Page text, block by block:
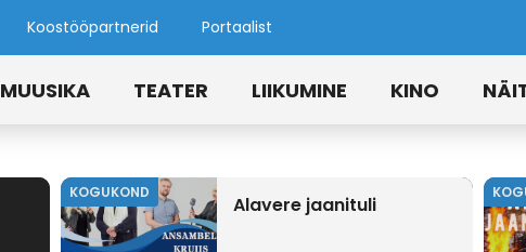
Koostööpartnerid Portaalist
MUUSIKA TEATER LIIKUMINE KINO
KOGUKOND
Alavere jaanituli